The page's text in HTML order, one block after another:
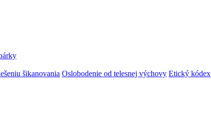
šikanovania Oslobodenie od telesnej výchovy Etický kódex